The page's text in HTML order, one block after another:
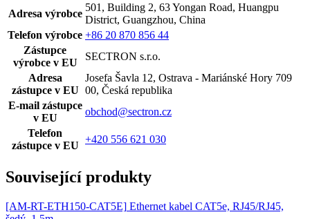
Adresa výrobce
501, Building 2, 63 Yongan Road, Huangpu
District, Guangzhou, China
Telefon výrobce +86 20 870 856 44
Zástupce
výrobce v EU
SECTRON s.r.o.
Adresa
zástupce v EU
Josefa Šavla 12, Ostrava - Mariánské Hory 709
00, Česká republika
E-mail zástupce
v EU
obchod@sectron.cz
Telefon
zástupce v EU
+420 556 621 030
Související produkty
[AM-RT-ETH150-CAT5E] Ethernet kabel CAT5e, RJ45/RJ45,